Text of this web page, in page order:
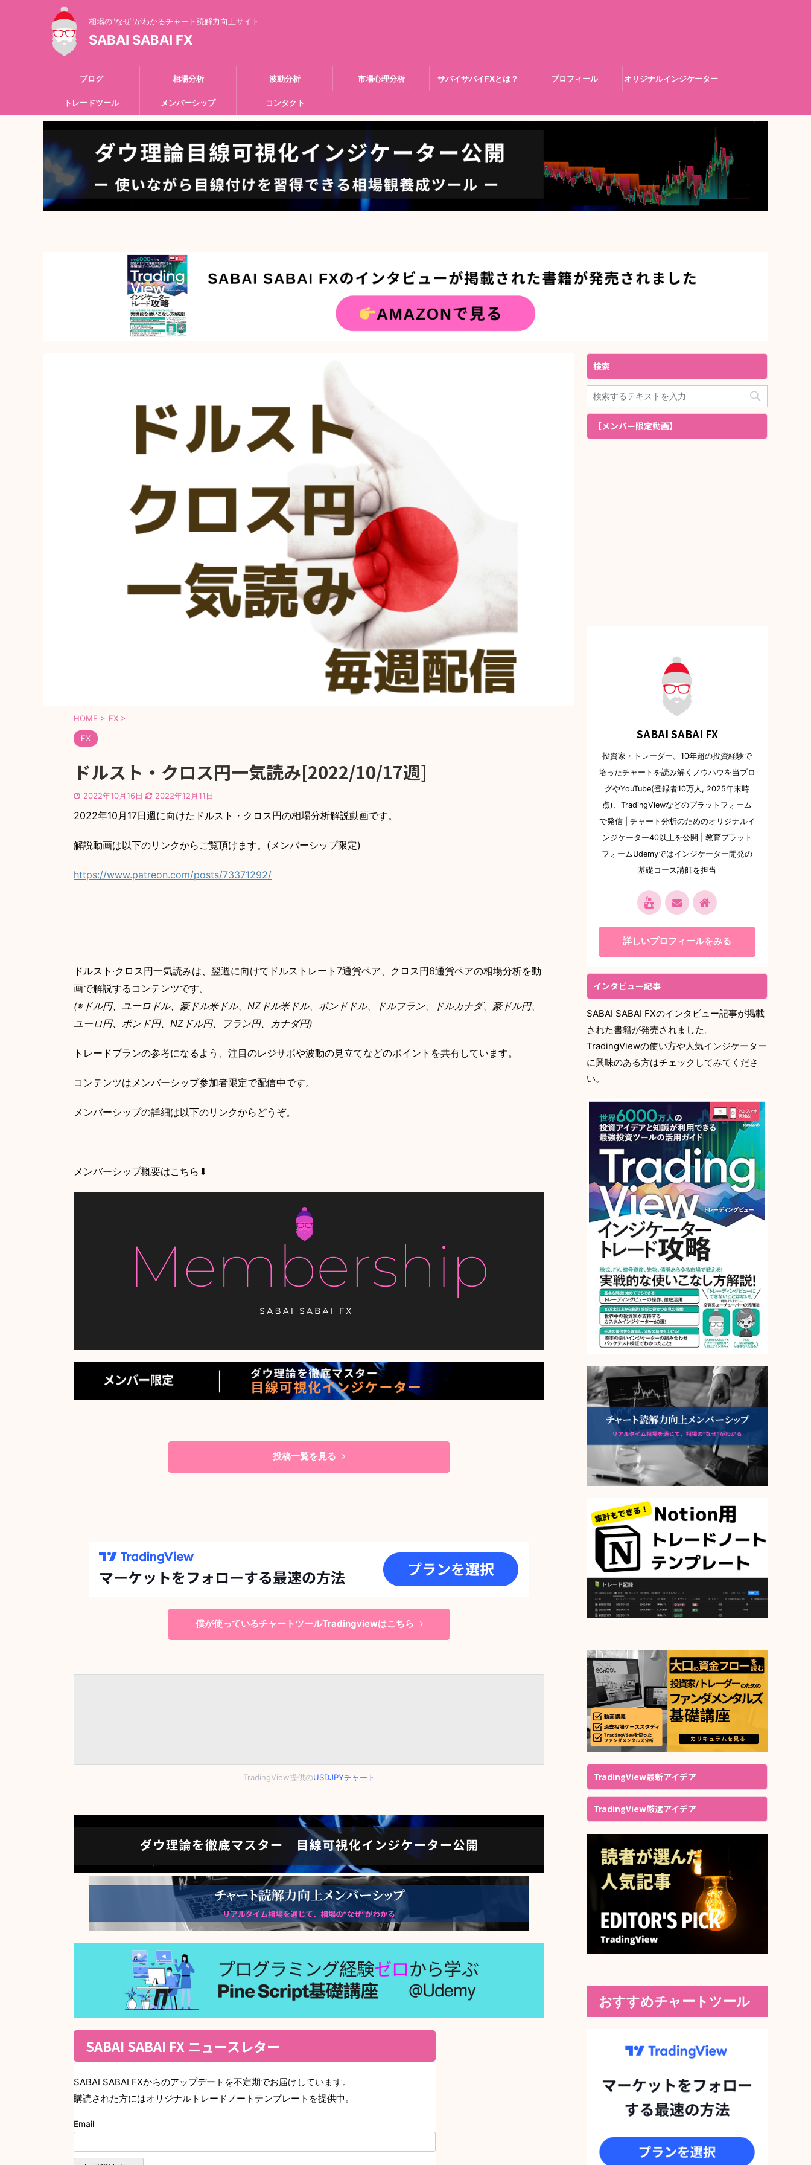
相場の"なぜ"がわかるチャート読解力向上サイト
SABAI SABAI FX
ブログ 相場分析 波動分析 市場心理分析 サバイサバイFXとは？ プロフィール オリジナルインジケーター
トレードツール メンバーシップ コンタクト
HOME > FX >
FX
ドルスト・クロス円一気読み[2022/10/17週]
2022年10月16日 2022年12月11日
2022年10月17日週に向けたドルスト・クロス円の相場分析解説動画です。
解説動画は以下のリンクからご覧頂けます。(メンバーシップ限定)
https://www.patreon.com/posts/73371292/
ドルスト·クロス円一気読みは、翌週に向けてドルストレート7通貨ペア、クロス円6通貨ペアの相場分析を動
画で解説するコンテンツです。
(※ドル円、ユーロドル、豪ドル米ドル、NZドル米ドル、ポンドドル、ドルフラン、ドルカナダ、豪ドル円、
ユーロ円、ポンド円、NZドル円、フラン円、カナダ円)
トレードプランの参考になるよう、注目のレジサポや波動の見立てなどのポイントを共有しています。
コンテンツはメンバーシップ参加者限定で配信中です。
メンバーシップの詳細は以下のリンクからどうぞ。
メンバーシップ概要はこちら⬇︎
投稿一覧を見る
僕が使っているチャートツールTradingviewはこちら
TradingView提供のUSDJPYチャート
SABAI SABAI FX ニュースレター
SABAI SABAI FXからのアップデートを不定期でお届けしています。
購読された方にはオリジナルトレードノートテンプレートを提供中。
Email
検索
【メンバー限定動画】
SABAI SABAI FX
投資家・トレーダー。10年超の投資経験で
培ったチャートを読み解くノウハウを当ブロ
グやYouTube(登録者10万人, 2025年末時
点)、TradingViewなどのプラットフォーム
で発信 | チャート分析のためのオリジナルイ
ンジケーター40以上を公開 | 教育プラット
フォームUdemyではインジケーター開発の
基礎コース講師を担当
詳しいプロフィールをみる
インタビュー記事
SABAI SABAI FXのインタビュー記事が掲載
された書籍が発売されました。
TradingViewの使い方や人気インジケーター
に興味のある方はチェックしてみてくださ
い。
TradingView最新アイデア
TradingView厳選アイデア
おすすめチャートツール